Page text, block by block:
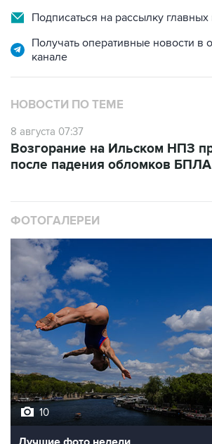
Подписаться на рассылку главных
Получать оперативные новости в
канале
НОВОСТИ ПО ТЕМЕ
8 августа 07:37
Возгорание на Ильском НПЗ
после падения обломков БПЛА
ФОТОГАЛЕРЕИ
10